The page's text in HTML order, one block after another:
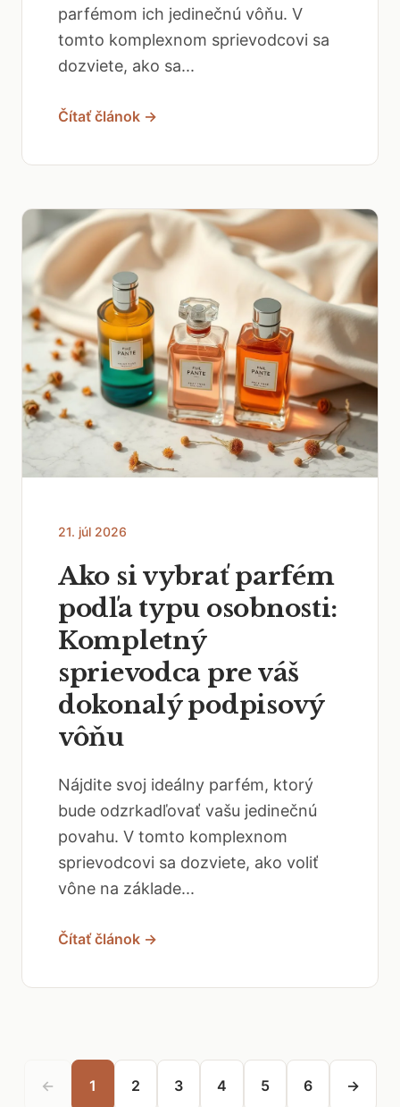
parfémom ich jedinečnú vôňu. V
tomto komplexnom sprievodcovi sa
dozviete, ako sa...
Čítať článok →
21. júl 2026
Ako si vybrať parfém
podľa typu osobnosti:
Kompletný
sprievodca pre váš
dokonalý podpisový
vôňu
Nájdite svoj ideálny parfém, ktorý
bude odzrkadľovať vašu jedinečnú
povahu. V tomto komplexnom
sprievodcovi sa dozviete, ako voliť
vône na základe...
Čítať článok →
← 1 2 3 4 5 6 →